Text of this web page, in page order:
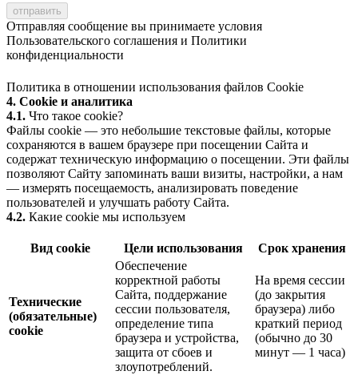
Отправляя сообщение вы принимаете условия
Пользовательского соглашения и Политики
конфиденциальности
Политика в отношении использования файлов Cookie
4. Cookie и аналитика
4.1. Что такое cookie?
Файлы cookie — это небольшие текстовые файлы, которые
сохраняются в вашем браузере при посещении Сайта и
содержат техническую информацию о посещении. Эти файлы
позволяют Сайту запоминать ваши визиты, настройки, а нам
— измерять посещаемость, анализировать поведение
пользователей и улучшать работу Сайта.
4.2. Какие cookie мы используем
Вид cookie Цели использования Срок хранения
Технические
(обязательные)
cookie
Обеспечение
корректной работы
Сайта, поддержание
сессии пользователя,
определение типа
браузера и устройства,
защита от сбоев и
злоупотреблений.
На время сессии
(до закрытия
браузера) либо
краткий период
(обычно до 30
минут — 1 часа)